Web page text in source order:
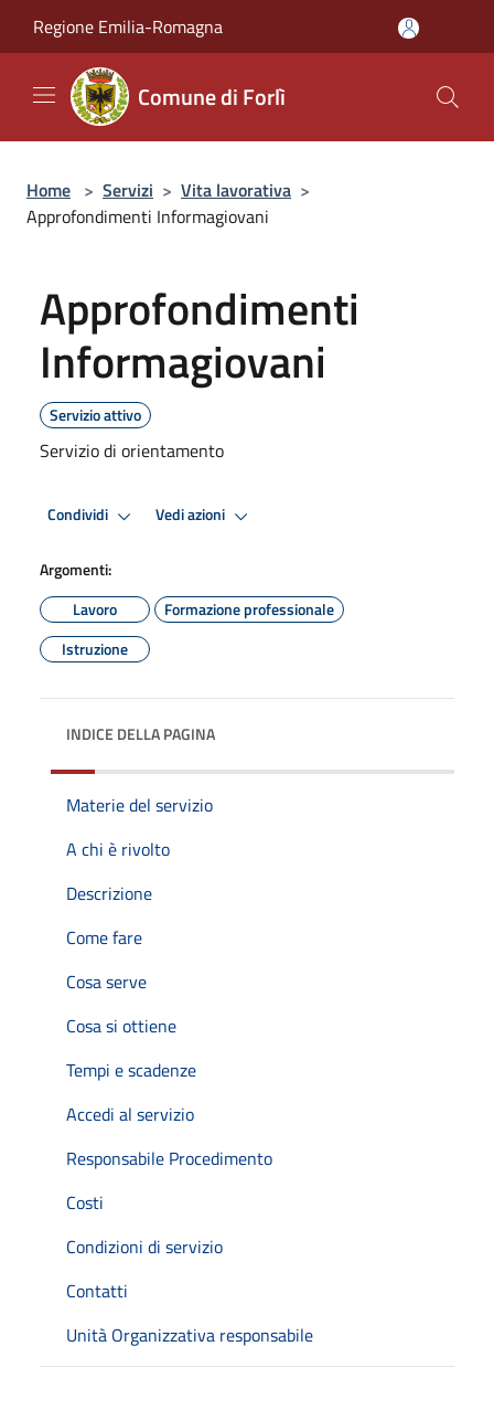
Regione Emilia-Romagna
Comune di Forlì
Home > Servizi > Vita lavorativa >
Approfondimenti Informagiovani
Approfondimenti
Informagiovani
Servizio attivo
Servizio di orientamento
Condividi Vedi azioni
Argomenti:
Lavoro
Formazione professionale
Istruzione
INDICE DELLA PAGINA
Materie del servizio
A chi è rivolto
Descrizione
Come fare
Cosa serve
Cosa si ottiene
Tempi e scadenze
Accedi al servizio
Responsabile Procedimento
Costi
Condizioni di servizio
Contatti
Unità Organizzativa responsabile